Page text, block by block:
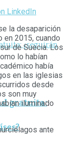
gratuita:
LinkedIn
la desaparición
en 2015, cuando
de Suecia. Los
lo habían
había
en las iglesias
desde
son muy
iluminado
ante